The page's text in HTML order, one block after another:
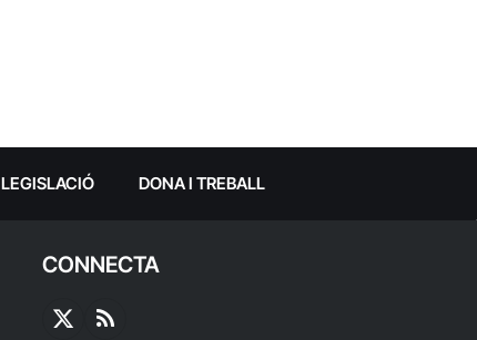
LEGISLACIÓ DONA I TREBALL
CONNECTA
X
RSS